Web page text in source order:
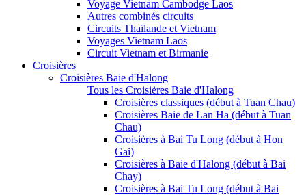
Voyage Vietnam Cambodge Laos
Autres combinés circuits
Circuits Thaïlande et Vietnam
Voyages Vietnam Laos
Circuit Vietnam et Birmanie
Croisières
Croisières Baie d'Halong
Tous les Croisières Baie d'Halong
Croisières classiques (début à Tuan Chau)
Croisières Baie de Lan Ha (début à Tuan
Chau)
Croisières à Bai Tu Long (début à Hon
Gai)
Croisières à Baie d'Halong (début à Bai
Chay)
Croisières à Bai Tu Long (début à Bai